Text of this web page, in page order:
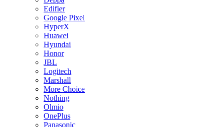
Edifier
Google Pixel
HyperX
Huawei
Hyundai
Honor
JBL
Logitech
Marshall
More Choice
Nothing
Olmio
OnePlus
Panasonic